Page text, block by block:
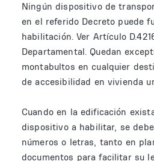
Ningún dispositivo de
en el referido Decreto puede
habilitación. Ver Artículo
Departamental. Quedan
montabultos en cualquier
de accesibilidad en vivienda
Cuando en la edificación
dispositivo a habilitar, se
números o letras, tanto en
documentos para facilitar su